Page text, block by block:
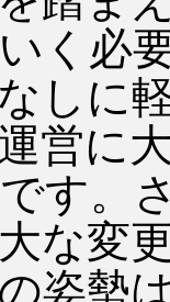
く必
しに
営に
す。
な変
姿勢